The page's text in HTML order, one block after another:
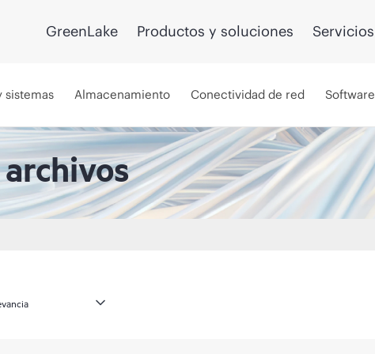
GreenLake Productos y soluciones Servicios
sistemas Almacenamiento Conectividad de red Software